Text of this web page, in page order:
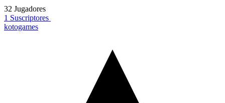
32 Jugadores
1 Suscriptores
kotogames